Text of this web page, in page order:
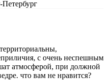
с очень неспешным
атмосферой, при должной
что вам не нравится?